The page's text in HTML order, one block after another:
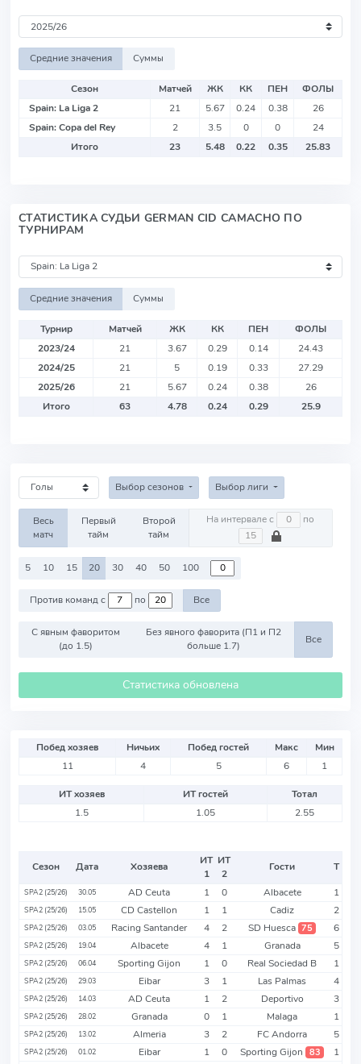
Средние значения Суммы
Сезон Матчей ЖК КК ПЕН
ФОЛЫ
Spain: La Liga 2
21 5.67 0.24 0.38
26
Spain: Copa del Rey
2 3.5 0 0
24
Итого
23 5.48 0.22 0.35 25.83
СТАТИСТИКА СУДЬИ GERMAN CID CAMACHO ПО
ТУРНИРАМ
Средние значения Суммы
Турнир Матчей ЖК КК ПЕН
ФОЛЫ
2023/24
21 3.67 0.29 0.14
24.43
2024/25
21 5 0.19 0.33
27.29
2025/26
21 5.67 0.24 0.38
26
Итого
63 4.78 0.24 0.29 25.9
Выбор сезонов Выбор лиги
Весь
матч
Первый
тайм
Второй
тайм
На интервале с по
5 10 15 20 30 40 50 100
Против команд с по Все
С явным фаворитом
(до 1.5)
Без явного фаворита (П1 и П2
больше 1.7)
Все
Статистика обновлена
Побед хозяев Ничьих Побед гостей Макс
Мин
11
4 5 6 1
ИТ хозяев ИТ гостей
Тотал
1.5
1.05 2.55
Сезон Дата Хозяева
ИТ
1
ИТ
2
Гости Т
SPA2 (25/26) 30.05 AD Ceuta 1 0 Albacete 1
SPA2 (25/26) 15.05 CD Castellon 1 1 Cadiz 2
SPA2 (25/26) 03.05 Racing Santander 4 2 SD Huesca 75 6
SPA2 (25/26) 19.04 Albacete 4 1 Granada 5
SPA2 (25/26) 06.04 Sporting Gijon 1 0 Real Sociedad B 1
SPA2 (25/26) 29.03 Eibar 3 1 Las Palmas 4
SPA2 (25/26) 14.03 AD Ceuta 1 2 Deportivo 3
SPA2 (25/26) 28.02 Granada 0 1 Malaga 1
SPA2 (25/26) 13.02 Almeria 3 2 FC Andorra 5
SPA2 (25/26) 01.02 Eibar 1 0 Sporting Gijon 83 1